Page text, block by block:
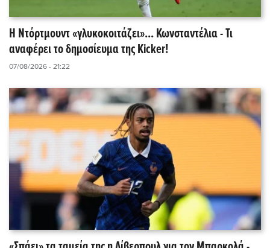
Η Ντόρτμουντ «γλυκοκοιτάζει»... Κωνσταντέλια - Τι
αναφέρει το δημοσίευμα της Kicker!
07/08/2026 - 21:22